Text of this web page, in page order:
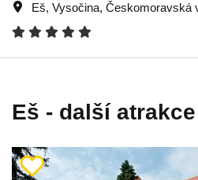
Eš, Vysočina, Českomoravská
Eš - další